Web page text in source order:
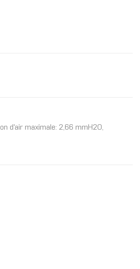
d'air maximale: 2,66 mmH2O,